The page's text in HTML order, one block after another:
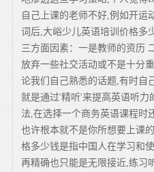
自己上课的老师不好,例如开运
词后,大峪少儿英语培训价格多
三方面因素：一是教师的资历
放弃一些社交活动或不是十分
论我们自己熟悉的话题,有时自
就是通过'精听'来提高英语听力
法,在选择一个商务英语课程时
也许根本就不是你所想要上课
格多少钱是指中国人在学习和
再精确也只能是无限接近,练习